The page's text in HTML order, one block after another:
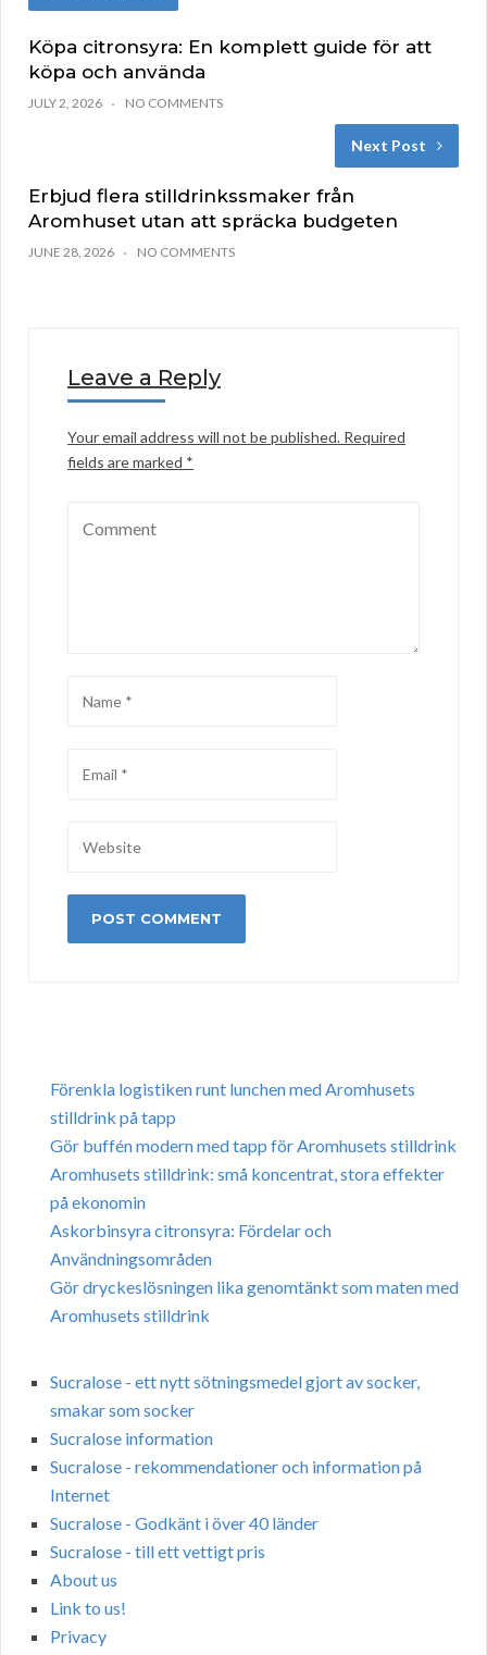
Köpa citronsyra: En komplett guide för att
köpa och använda
JULY 2, 2026 NO COMMENTS
Next Post
Erbjud flera stilldrinkssmaker från
Aromhuset utan att spräcka budgeten
JUNE 28, 2026 NO COMMENTS
Leave a Reply
Your email address will not be published. Required
fields are marked *
Förenkla logistiken runt lunchen med Aromhusets
stilldrink på tapp
Gör buffén modern med tapp för Aromhusets stilldrink
Aromhusets stilldrink: små koncentrat, stora effekter
på ekonomin
Askorbinsyra citronsyra: Fördelar och
Användningsområden
Gör dryckeslösningen lika genomtänkt som maten med
Aromhusets stilldrink
Sucralose - ett nytt sötningsmedel gjort av socker,
smakar som socker
Sucralose information
Sucralose - rekommendationer och information på
Internet
Sucralose - Godkänt i över 40 länder
Sucralose - till ett vettigt pris
About us
Link to us!
Privacy